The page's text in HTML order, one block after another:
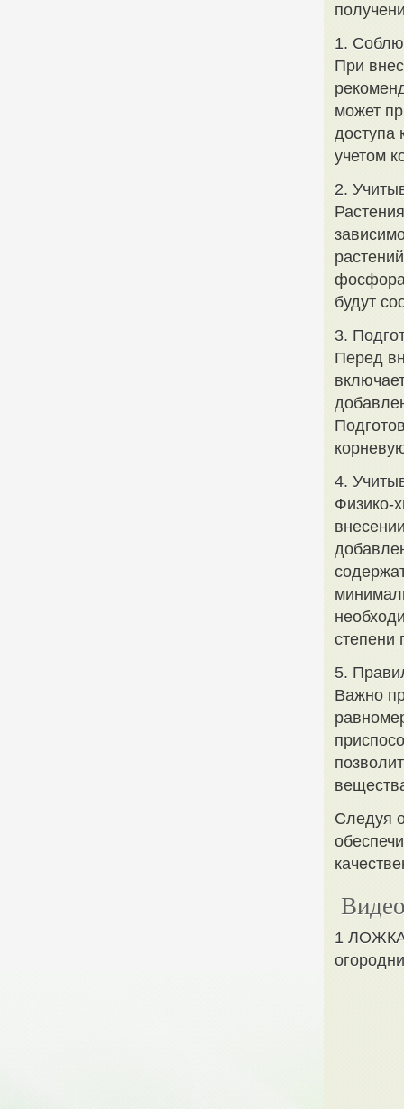
1.
При
может
доступа
учетом
2.
фосфора
будут
3.
Перед
4.
Физико-
степени
5.
Важно
Следуя
1